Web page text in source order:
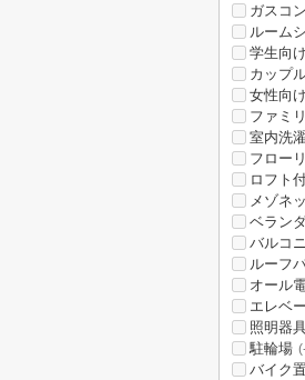
ガスコ
ルーム
学生向け
カップ
女性向け
ファミ
室内洗
フロー
ロフト
メゾネ
ベラン
バルコ
ルーフ
オール
エレベ
照明器
駐輪場
バイク